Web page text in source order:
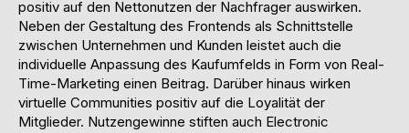
positiv auf den Nettonutzen der Nachfrager auswirken.
Neben der Gestaltung des Frontends als Schnittstelle
zwischen Unternehmen und Kunden leistet auch die
individuelle Anpassung des Kaufumfelds in Form von Real-
Time-Marketing einen Beitrag. Darüber hinaus wirken
virtuelle Communities positiv auf die Loyalität der
Mitglieder. Nutzengewinne stiften auch Electronic